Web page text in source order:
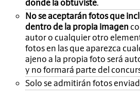
donde la obtuviste.
No se aceptarán fotos que
dentro de la propia imagen
autor o cualquier otro
fotos en las que aparezca
ajeno a la propia foto será
y no formará parte del
Solo se admitirán fotos